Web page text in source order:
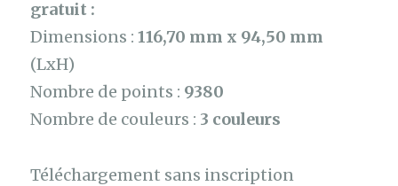
gratuit :
Dimensions :116,70 mm x 94,50 mm
(LxH)
Nombre de points : 9380
Nombre de couleurs : 3 couleurs
Téléchargement sans inscription